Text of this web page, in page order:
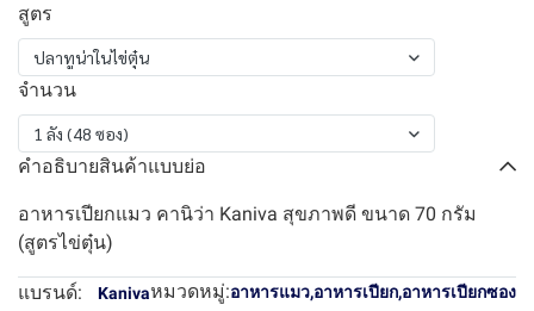
สูตร
ปลาทูน่าในไข่ตุ๋น
จำนวน
1 ลัง (48 ซอง)
คำอธิบายสินค้าแบบย่อ
อาหารเปียกแมว คานิว่า Kaniva สุขภาพดี ขนาด 70 กรัม
(สูตรไข่ตุ๋น)
แบรนด์: Kanivaหมวดหมู่:อาหารแมว,อาหารเปียก,อาหารเปียกซอง